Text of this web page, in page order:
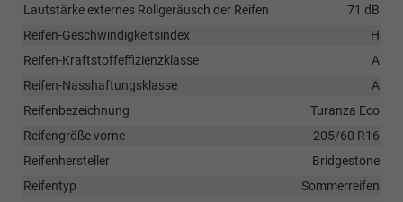
Lautstärke externes Rollgeräusch der Reifen
71 dB
Reifen-Geschwindigkeitsindex
H
Reifen-Kraftstoffeffizienzklasse
A
Reifen-Nasshaftungsklasse
A
Reifenbezeichnung
Turanza Eco
Reifengröße vorne
205/60 R16
Reifenhersteller
Bridgestone
Reifentyp
Sommerreifen